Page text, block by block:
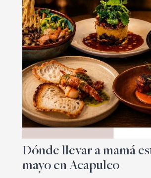
Dónde llevar a mamá
mayo en Acapulco